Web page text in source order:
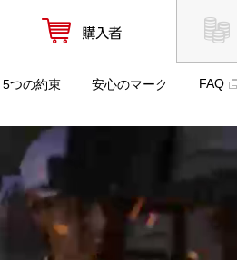
5つの約束 安心のマーク FAQ